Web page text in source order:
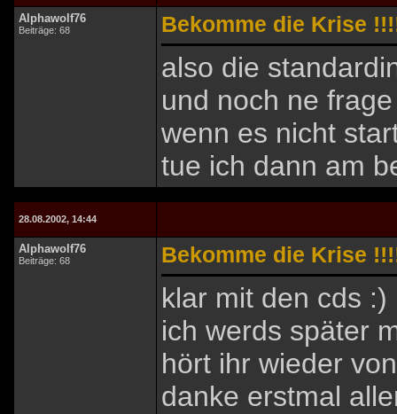
Alphawolf76
Beiträge: 68 Bekomme die Krise
also die
und noch ne
wenn es nicht
tue ich dann am
28.08.2002, 14:44
Alphawolf76
Beiträge: 68 Bekomme die Krise
klar mit den cds :)
ich werds später
hört ihr wieder
danke erstmal